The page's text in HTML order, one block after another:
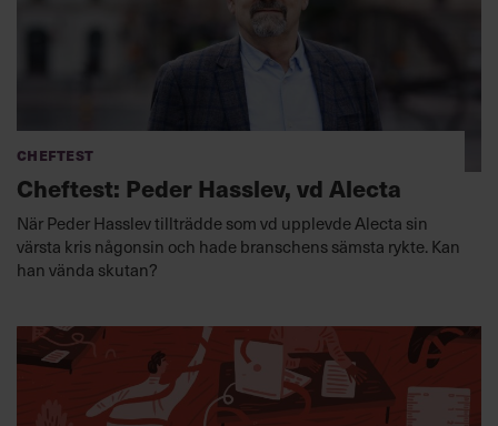
Cheftest
Cheftest: Peder Hasslev, vd Alecta
När Peder Hasslev tillträdde som vd upplevde Alecta sin
värsta kris någonsin och hade branschens sämsta rykte. Kan
han vända skutan?